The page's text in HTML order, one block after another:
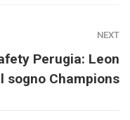
NEXT
Perugia: Leon
sogno Champions